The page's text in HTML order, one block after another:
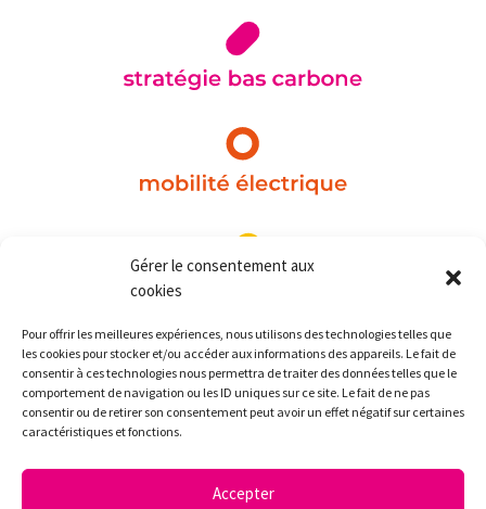
Gérer le consentement aux
cookies
Pour offrir les meilleures expériences, nous utilisons des technologies telles que
les cookies pour stocker et/ou accéder aux informations des appareils. Le fait de
consentir à ces technologies nous permettra de traiter des données telles que le
comportement de navigation ou les ID uniques sur ce site. Le fait de ne pas
consentir ou de retirer son consentement peut avoir un effet négatif sur certaines
caractéristiques et fonctions.
Accepter
©2026 | Mentions légales